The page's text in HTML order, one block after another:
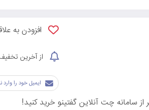
افزودن به
از آخرین
سامانه چت آنلاین گفتینو خرید کنید!